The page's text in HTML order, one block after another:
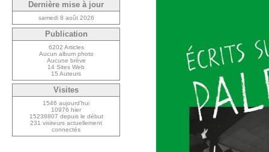
Dernière mise à jour
samedi 8 août 2026
Publication
6202 Articles
Aucun album photo
Aucune brève
14 Sites Web
15 Auteurs
Visites
1546 aujourd’hui
10976 hier
15238807 depuis le début
231 visiteurs actuellement
connectés